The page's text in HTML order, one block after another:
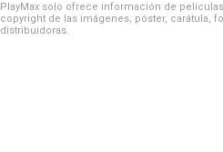
PlayMax solo ofrece información de
copyright de las imágenes, póster, carátula,
distribuidoras.